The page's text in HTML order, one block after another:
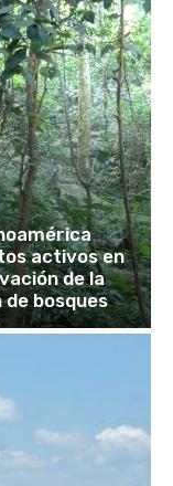
activos en
de la
bosques